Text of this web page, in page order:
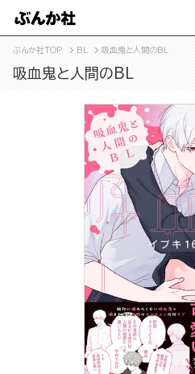
ぶんか社TOP BL 吸血鬼と人間のBL
吸血鬼と人間のBL